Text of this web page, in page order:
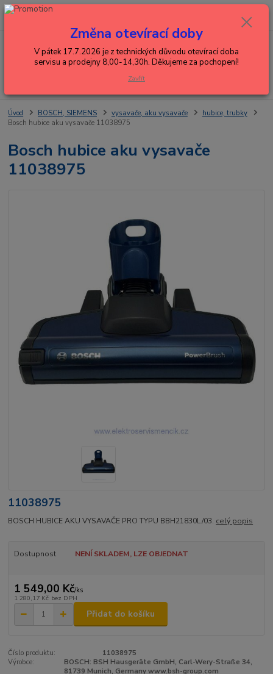
Menu
+420 602 288 130
0,00 Kč
Úvod BOSCH, SIEMENS vysavače, aku vysavače
hubice, trubky
Bosch hubice aku vysavače 11038975
Bosch hubice aku vysavače
11038975
11038975
BOSCH HUBICE AKU VYSAVAČE PRO TYPU BBH21830L/03. celý popis
Dostupnost NENÍ SKLADEM, LZE OBJEDNAT
1 549,00 Kč/ks
1 280,17 Kč bez DPH
Přidat do košíku
Číslo produktu:
11038975
Výrobce:
BOSCH: BSH Hausgeräte GmbH, Carl-Wery-Straße 34,
81739 Munich, Germany www.bsh-group.com
Změna otevírací doby
V pátek 17.7.2026 je z technických důvodu otevírací doba
servisu a prodejny 8,00-14,30h. Děkujeme za pochopení!
Zavřít